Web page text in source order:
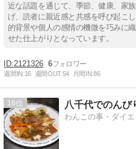
近な話題を通じて、季節、健康、家
げ、読者に親近感と共感を呼び起こ
的背景や個人の感情の機微を巧みに
せた仕上がりとなっています。
2121326 6
週間IN:16 週間OUT:54 月間IN:86
16 八千代でのんび
わんこの事・ダイ